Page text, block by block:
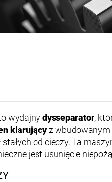
wydajnydysseparator,
klarującyz wbudowanym
od cieczy. Ta
jest usunięcie